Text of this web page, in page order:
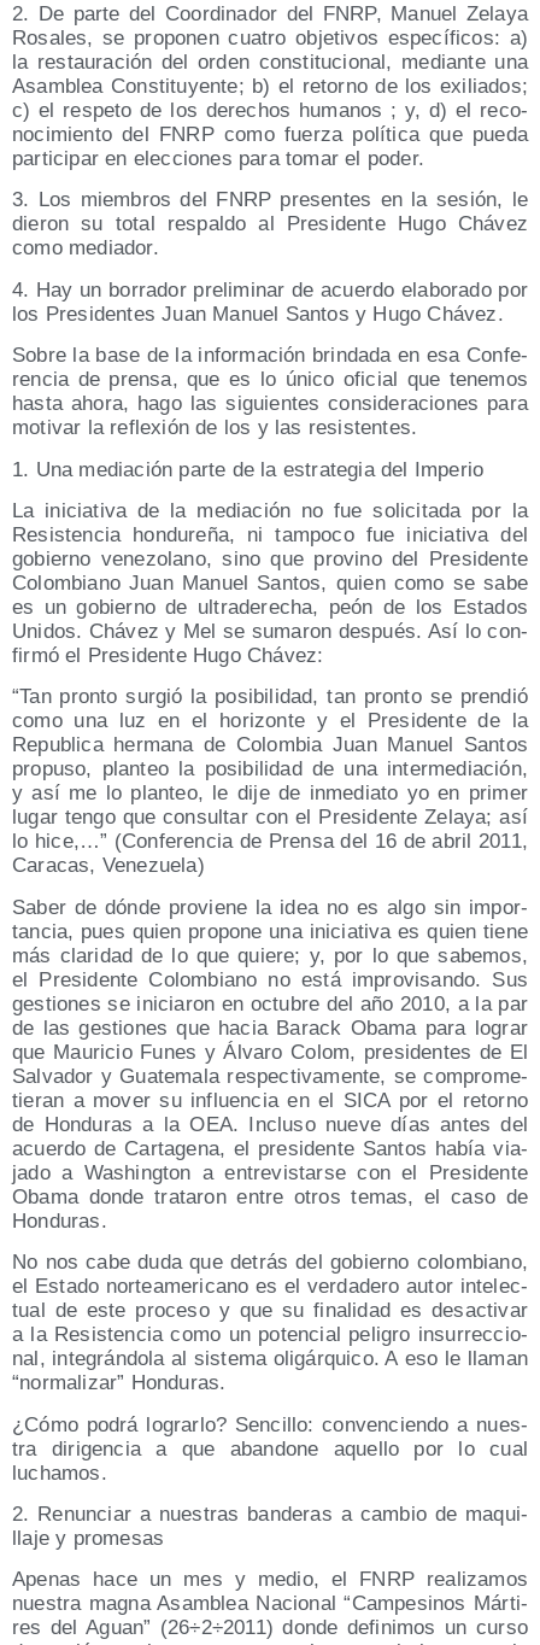
2. De par­te del Coor­di­na­dor del FNRP, Manuel Zela­ya
Rosa­les, se pro­po­nen cua­tro obje­ti­vos espe­cí­fi­cos: a)
la res­tau­ra­ción del orden cons­ti­tu­cio­nal, median­te una
Asam­blea Cons­ti­tu­yen­te; b) el retorno de los exi­lia­dos;
c) el res­pe­to de los dere­chos huma­nos ; y, d) el reco­
no­ci­mien­to del FNRP como fuer­za polí­ti­ca que pue­da
par­ti­ci­par en elec­cio­nes para tomar el poder.
3. Los miem­bros del FNRP pre­sen­tes en la sesión, le
die­ron su total res­pal­do al Pre­si­den­te Hugo Chá­vez
como mediador.
4. Hay un borra­dor pre­li­mi­nar de acuer­do ela­bo­ra­do por
los Pre­si­den­tes Juan Manuel San­tos y Hugo Chávez.
Sobre la base de la infor­ma­ción brin­da­da en esa Con­fe­
ren­cia de pren­sa, que es lo úni­co ofi­cial que tene­mos
has­ta aho­ra, hago las siguien­tes con­si­de­ra­cio­nes para
moti­var la refle­xión de los y las resistentes.
1. Una media­ción par­te de la estra­te­gia del Imperio
La ini­cia­ti­va de la media­ción no fue soli­ci­ta­da por la
Resis­ten­cia hon­du­re­ña, ni tam­po­co fue ini­cia­ti­va del
gobierno vene­zo­lano, sino que pro­vino del Pre­si­den­te
Colom­biano Juan Manuel San­tos, quien como se sabe
es un gobierno de ultra­de­re­cha, peón de los Esta­dos
Uni­dos. Chá­vez y Mel se suma­ron des­pués. Así lo con­
fir­mó el Pre­si­den­te Hugo Chávez:
“Tan pron­to sur­gió la posi­bi­li­dad, tan pron­to se pren­dió
como una luz en el hori­zon­te y el Pre­si­den­te de la
Repu­bli­ca her­ma­na de Colom­bia Juan Manuel San­tos
pro­pu­so, plan­teo la posi­bi­li­dad de una inter­me­dia­ción,
y así me lo plan­teo, le dije de inme­dia­to yo en pri­mer
lugar ten­go que con­sul­tar con el Pre­si­den­te Zela­ya; así
lo hice,…” (Con­fe­ren­cia de Pren­sa del 16 de abril 2011,
Cara­cas, Venezuela)
Saber de dón­de pro­vie­ne la idea no es algo sin impor­
tan­cia, pues quien pro­po­ne una ini­cia­ti­va es quien tie­ne
más cla­ri­dad de lo que quie­re; y, por lo que sabe­mos,
el Pre­si­den­te Colom­biano no está impro­vi­san­do. Sus
ges­tio­nes se ini­cia­ron en octu­bre del año 2010, a la par
de las ges­tio­nes que hacia Barack Oba­ma para lograr
que Mau­ri­cio Funes y Álva­ro Colom, pre­si­den­tes de El
Sal­va­dor y Gua­te­ma­la res­pec­ti­va­men­te, se com­pro­me­
tie­ran a mover su influen­cia en el SICA por el retorno
de Hon­du­ras a la OEA. Inclu­so nue­ve días antes del
acuer­do de Car­ta­ge­na, el pre­si­den­te San­tos había via­
ja­do a Washing­ton a entre­vis­tar­se con el Pre­si­den­te
Oba­ma don­de tra­ta­ron entre otros temas, el caso de
Honduras.
No nos cabe duda que detrás del gobierno colom­biano,
el Esta­do nor­te­ame­ri­cano es el ver­da­de­ro autor inte­lec­
tual de este pro­ce­so y que su fina­li­dad es des­ac­ti­var
a la Resis­ten­cia como un poten­cial peli­gro insu­rrec­cio­
nal, inte­grán­do­la al sis­te­ma oli­gár­qui­co. A eso le lla­man
“nor­ma­li­zar” Honduras.
¿Cómo podrá lograr­lo? Sen­ci­llo: con­ven­cien­do a nues­
tra diri­gen­cia a que aban­do­ne aque­llo por lo cual
luchamos.
2. Renun­ciar a nues­tras ban­de­ras a cam­bio de maqui­
lla­je y promesas
Ape­nas hace un mes y medio, el FNRP rea­li­za­mos
nues­tra mag­na Asam­blea Nacio­nal “Cam­pe­si­nos Már­ti­
res del Aguan” (26÷2÷2011) don­de defi­ni­mos un cur­so